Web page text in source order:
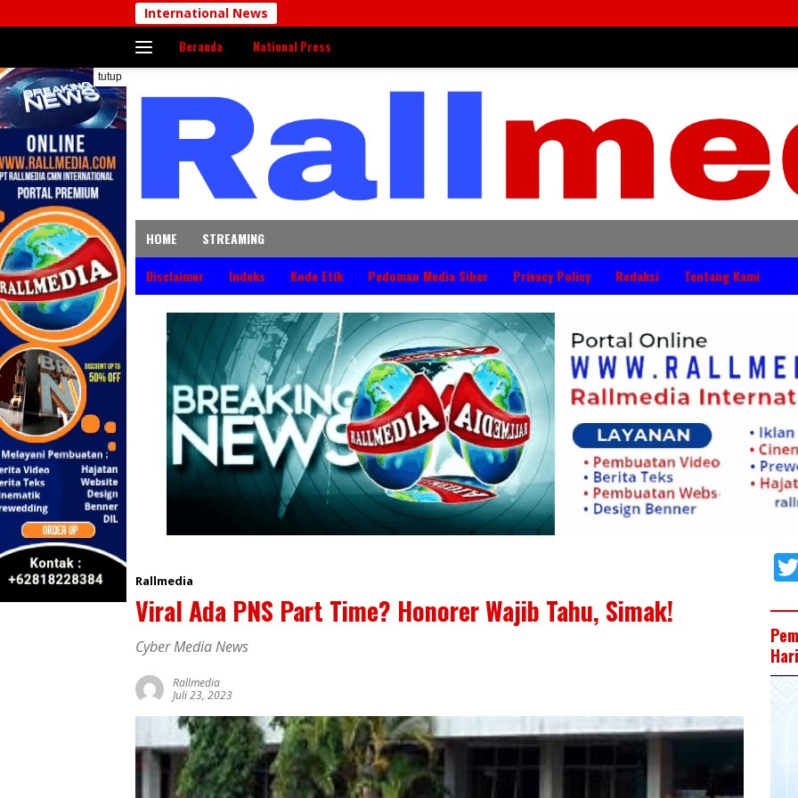
ke
International News
Beranda National Press
tutup
HOME
STREAMING
Disclaimer
Indeks Kode Etik Pedoman Media Siber Privacy Policy Redaksi Tentang Kami
Rallmedia
Viral Ada PNS Part Time? Honorer Wajib Tahu, Simak!
Cyber Media News
Rallmedia
Juli 23, 2023